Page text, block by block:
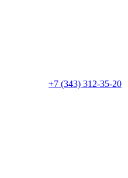
+7 (343) 312-35-20